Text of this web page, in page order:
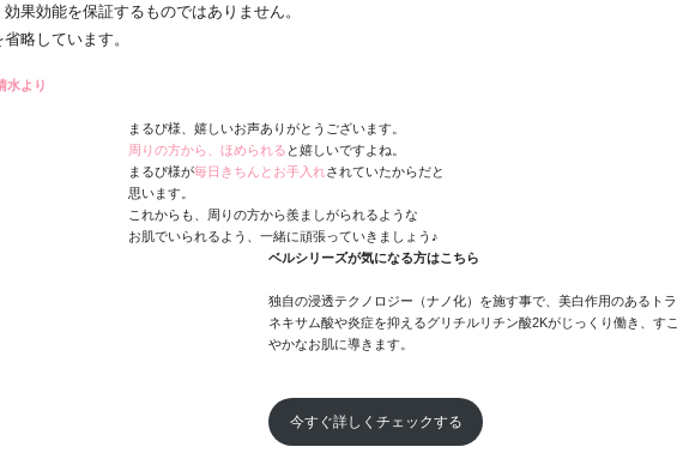
果効能を保証するものではありません。
略しています。
水より
まるぴ様、嬉しいお声ありがとうございます。
周りの方から、ほめられる と嬉しいですよね。
まるぴ様が毎日きちんとお手入れ されていたからだと
思います。
これからも、周りの方から羨ましがられるような
お肌でいられるよう、一緒に頑張っていきましょう♪
ベルシリーズが気になる方はこちら
独自の浸透テクノロジー（ナノ化）を施す事で、美白作用のあるトラ
ネキサム酸や炎症を抑えるグリチルリチン酸2Kがじっくり働き、すこ
やかなお肌に導きます。
今すぐ詳しくチェックする